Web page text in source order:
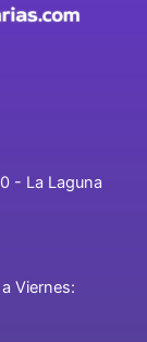
- La Laguna
Viernes: